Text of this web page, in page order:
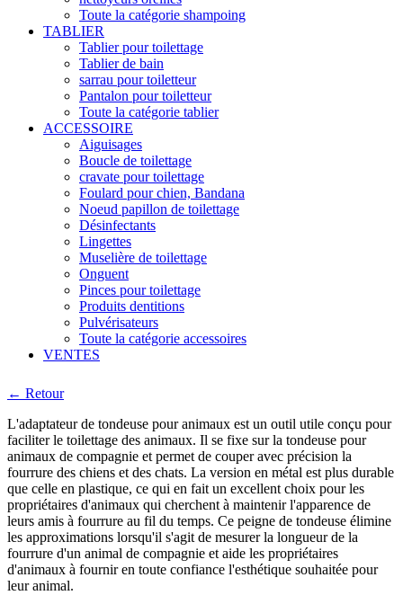
Toute la catégorie shampoing
TABLIER
Tablier pour toilettage
Tablier de bain
sarrau pour toiletteur
Pantalon pour toiletteur
Toute la catégorie tablier
ACCESSOIRE
Aiguisages
Boucle de toilettage
cravate pour toilettage
Foulard pour chien, Bandana
Noeud papillon de toilettage
Désinfectants
Lingettes
Muselière de toilettage
Onguent
Pinces pour toilettage
Produits dentitions
Pulvérisateurs
Toute la catégorie accessoires
VENTES
← Retour
L'adaptateur de tondeuse pour animaux est un outil utile conçu pour
faciliter le toilettage des animaux. Il se fixe sur la tondeuse pour
animaux de compagnie et permet de couper avec précision la
fourrure des chiens et des chats. La version en métal est plus durable
que celle en plastique, ce qui en fait un excellent choix pour les
propriétaires d'animaux qui cherchent à maintenir l'apparence de
leurs amis à fourrure au fil du temps. Ce peigne de tondeuse élimine
les approximations lorsqu'il s'agit de mesurer la longueur de la
fourrure d'un animal de compagnie et aide les propriétaires
d'animaux à fournir en toute confiance l'esthétique souhaitée pour
leur animal.